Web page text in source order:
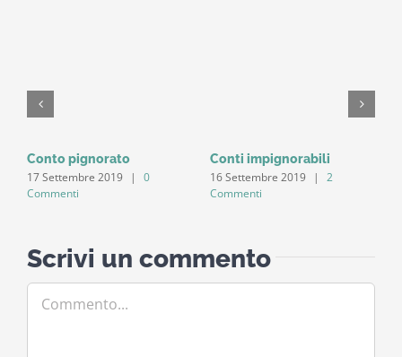
Conto pignorato
17 Settembre 2019 |
0
Commenti
Conti impignorabili
16 Settembre 2019 |
2
Commenti
Scrivi un commento